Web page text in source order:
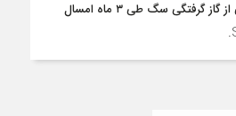
گرفتگی سگ طی ۳ ماه امسال